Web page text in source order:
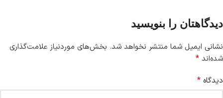
دیدگاهتان را بنویسید
نشانی ایمیل شما منتشر نخواهد شد. بخش‌های موردنیاز علامت‌گذاری
شده‌اند *
دیدگاه *